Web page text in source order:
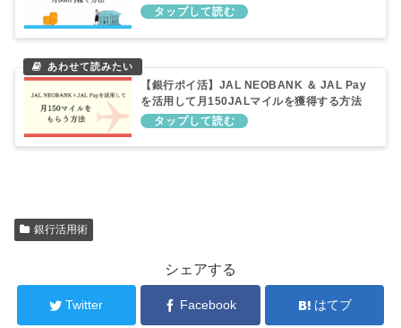
【銀行ポイ活】JAL NEOBANK ＆ JAL Pay
を活用して月150JALマイルを獲得する方法
銀行活用術
シェアする
Twitter Facebook はてブ